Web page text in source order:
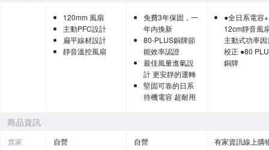
120mm 風扇
主動PFC設計
扁平線材設計
靜音溫控風扇
免費3年保固，一
年內換新
80-PLUS銅牌節
能效率認證
最佳風量進氣設
計 更安靜的運轉
堅固可靠的日系
待機電容 超耐用
●全日系電容+
12cm靜音風
主動式功率因
校正 ●80
銅牌
商品資訊
賣家 自營 自營 有家資訊線上購